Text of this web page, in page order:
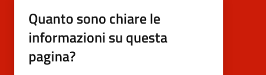
Quanto sono chiare le
informazioni su questa
pagina?